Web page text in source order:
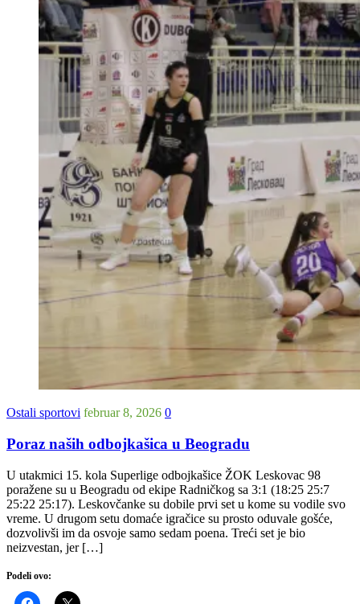
Ostali sportovi februar 8, 2026 0
Poraz naših odbojkašica u Beogradu
U utakmici 15. kola Superlige odbojkašice ŽOK Leskovac 98
poražene su u Beogradu od ekipe Radničkog sa 3:1 (18:25 25:7
25:22 25:17). Leskovčanke su dobile prvi set u kome su vodile svo
vreme. U drugom setu domaće igračice su prosto oduvale gošće,
dozvolivši im da osvoje samo sedam poena. Treći set je bio
neizvestan, jer […]
Podeli ovo: